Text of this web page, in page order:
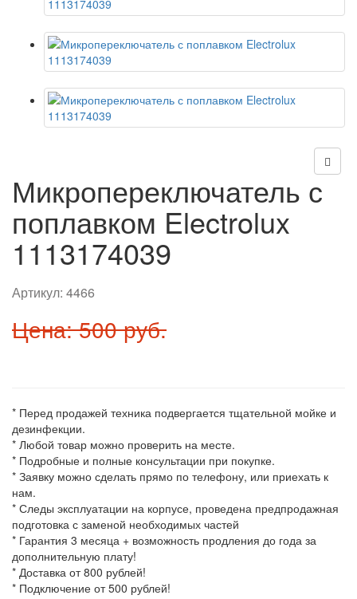
Микропереключатель с
поплавком Electrolux
1113174039
Артикул: 4466
Цена: 500 руб.
* Перед продажей техника подвергается тщательной мойке и
дезинфекции.
* Любой товар можно проверить на месте.
* Подробные и полные консультации при покупке.
* Заявку можно сделать прямо по телефону, или приехать к
нам.
* Следы эксплуатации на корпусе, проведена предпродажная
подготовка с заменой необходимых частей
* Гарантия 3 месяца + возможность продления до года за
дополнительную плату!
* Доставка от 800 рублей!
* Подключение от 500 рублей!